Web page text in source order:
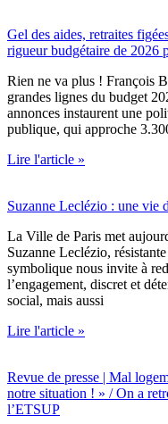
Gel des aides, retraites
rigueur budgétaire de 2026
Rien ne va plus ! François
grandes lignes du budget
annonces instaurent une
publique, qui approche
Lire l'article »
Suzanne Leclézio : une vie
La Ville de Paris met
Suzanne Leclézio,
symbolique nous invite à
l’engagement, discret et
social, mais aussi
Lire l'article »
Revue de presse | Mal
notre situation ! » / On a
l’ETSUP